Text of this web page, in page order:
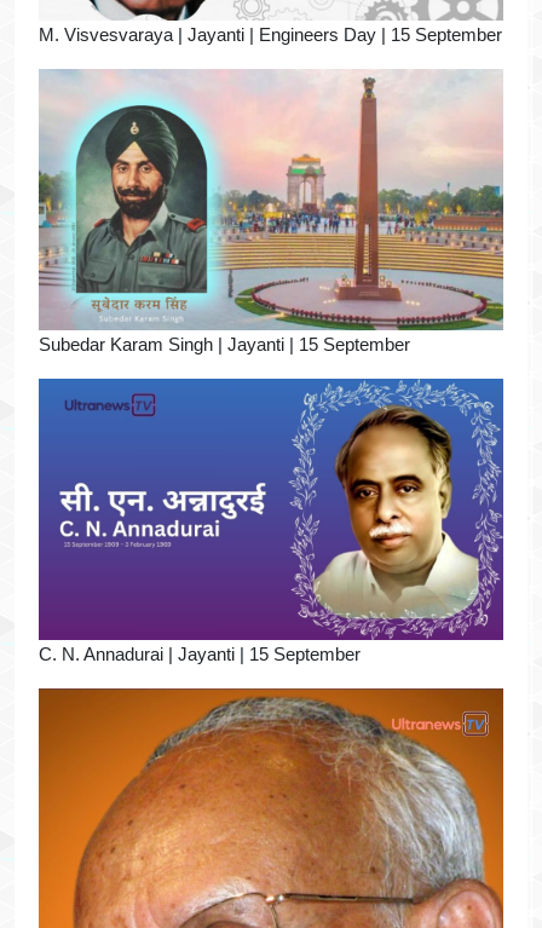
M. Visvesvaraya | Jayanti | Engineers Day | 15 September
Subedar Karam Singh | Jayanti | 15 September
C. N. Annadurai | Jayanti | 15 September